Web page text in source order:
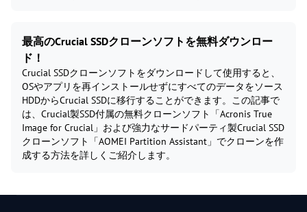
最高のCrucial SSDクローンソフトを無料ダウンロー
ド！
Crucial SSDクローンソフトをダウンロードして使用すると、
OSやアプリを再インストールせずにすべてのデータをソース
HDDからCrucial SSDに移行することができます。この記事で
は、Crucial製SSD付属の無料クローンソフト「Acronis True
Image for Crucial」および強力なサードパーティ製Crucial SSD
クローンソフト「AOMEI Partition Assistant」でクローンを作
成する方法を詳しくご紹介します。